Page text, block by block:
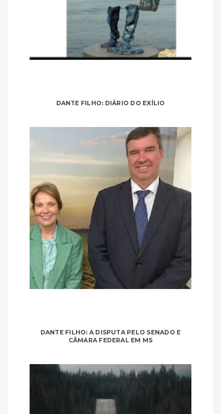
DANTE FILHO: DIÁRIO DO EXÍLIO
DANTE FILHO: A DISPUTA PELO SENADO E
CÂMARA FEDERAL EM MS